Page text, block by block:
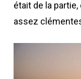
était de la
assez